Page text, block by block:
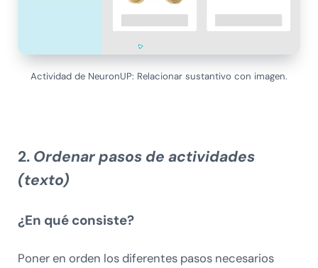
Actividad de NeuronUP: Relacionar sustantivo con imagen.
2. Ordenar pasos de actividades
(texto)
¿En qué consiste?
Poner en orden los diferentes pasos necesarios